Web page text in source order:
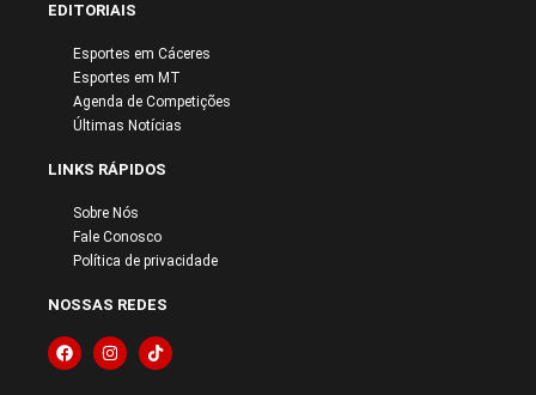
EDITORIAIS
Esportes em Cáceres
Esportes em MT
Agenda de Competições
Últimas Notícias
LINKS RÁPIDOS
Sobre Nós
Fale Conosco
Política de privacidade
NOSSAS REDES